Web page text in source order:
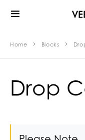
Home Blocks
Drop